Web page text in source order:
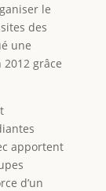
le
des
une
grâce
apportent
d’un